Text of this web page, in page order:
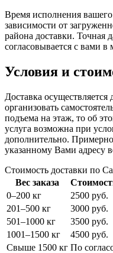
Время исполнения вашего
зависимости от
района доставки. Точная
согласовывается с вами
Условия и
Доставка
организовать
подъема на этаж, то об
услуга возможна при
дополнительно.
указанному Вами адресу
Стоимость доставки по
Вес заказа
0–200 кг
2500 руб.
201–500 кг
3000 руб.
501–1000 кг
3500 руб.
1001–1500 кг
4500 руб.
Свыше 1500 кг По